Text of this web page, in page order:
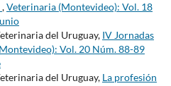
,Veterinaria (Montevideo): Vol. 18
del Uruguay, IV Jornadas
Vol. 20 Núm. 88-89
del Uruguay, La profesión